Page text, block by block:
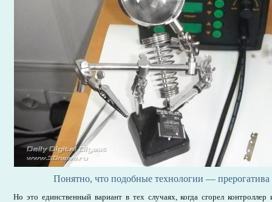
Понятно, что подобные технологии — прерогатива
Но это единственный вариант в тех случаях, когда сгорел контроллер